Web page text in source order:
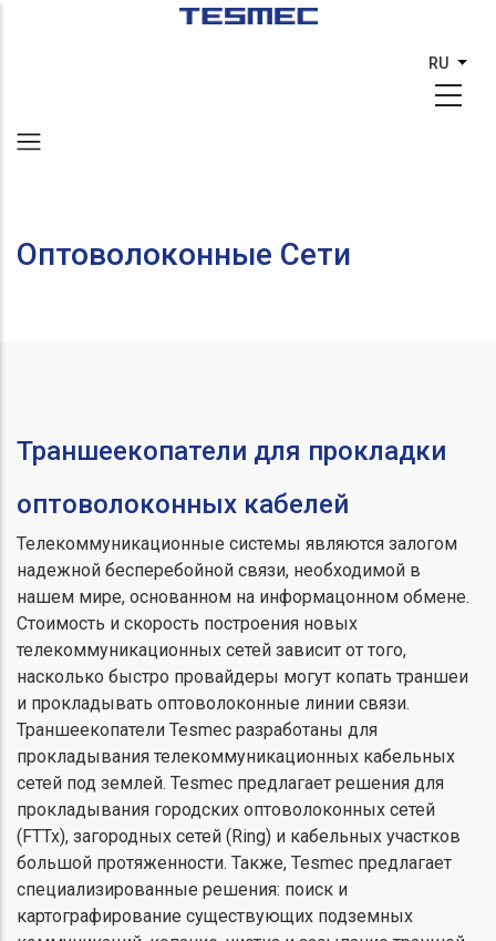
RU
Оптоволоконные Сети
Траншеекопатели для прокладки
оптоволоконных кабелей
Телекоммуникационные системы являются залогом
надежной бесперебойной связи, необходимой в
нашем мире, основанном на информацонном обмене.
Стоимость и скорость построения новых
телекоммуникационных сетей зависит от того,
насколько быстро провайдеры могут копать траншеи
и прокладывать оптоволоконные линии связи.
Траншеекопатели Tesmec разработаны для
прокладывания телекоммуникационных кабельных
сетей под землей. Tesmec предлагает решения для
прокладывания городских оптоволоконных сетей
(FTTx), загородных сетей (Ring) и кабельных участков
большой протяженности. Также, Tesmec предлагает
специализированные решения: поиск и
картографирование существующих подземных